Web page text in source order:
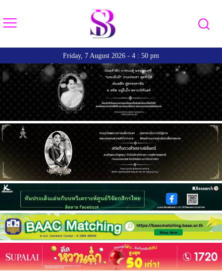
Friday, 7 August 2026 - 4 : 50 pm